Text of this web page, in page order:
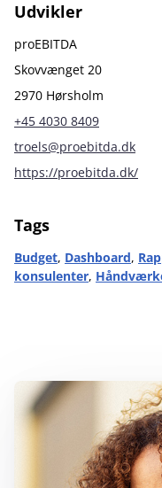
Udvikler
proEBITDA
Skovvænget 20
2970 Hørsholm
+45 4030 8409
troels@proebitda.dk
https://proebitda.dk/
Tags
Budget, Dashboard,
konsulenter,